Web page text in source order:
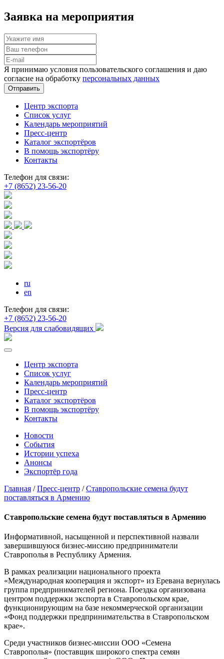
Заявка на мероприятия
Я принимаю условия пользовательского соглашения и даю
согласие на обработку персональных данных
Отправить
Центр экспорта
Список услуг
Календарь мероприятий
Пресс-центр
Каталог экспортёров
В помощь экспортёру
Контакты
Телефон для связи:
+7 (8652) 23-56-20
ru
en
Телефон для связи:
+7 (8652) 23-56-20
Версия для слабовидящих
Центр экспорта
Список услуг
Календарь мероприятий
Пресс-центр
Каталог экспортёров
В помощь экспортёру
Контакты
Новости
События
Истории успеха
Анонсы
Экспортёр года
Главная /Пресс-центр /Ставропольские семена будут
поставляться в Армению
Ставропольские семена будут поставляться в Армению
Информативной, насыщенной и перспективной назвали
завершившуюся бизнес-миссию предприниматели
Ставрополья в Республику Армения.
В рамках реализации национального проекта
«Международная кооперация и экспорт» из Еревана вернулась
группа предпринимателей региона. Поездка организована
центром поддержки экспорта в Ставропольском крае,
функционирующим на базе некоммерческой организации
«Фонд поддержки предпринимательства в Ставропольском
крае».
Среди участников бизнес-миссии ООО «Семена
Ставрополья» (поставщик широкого спектра семян